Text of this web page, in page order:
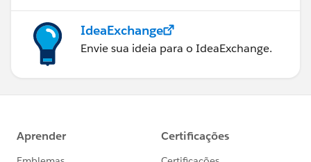
IdeaExchange
Envie sua ideia para o IdeaExchange.